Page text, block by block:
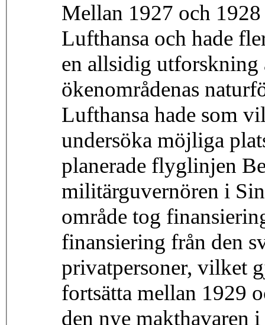
Mellan 1927 och
Lufthansa och hade
en allsidig utforskning
ökenområdenas
Lufthansa hade som
undersöka möjliga
planerade flyglinjen
militärguvernören i
område tog
finansiering från den
privatpersoner, vilket
fortsätta mellan 1929
den nye makthavaren